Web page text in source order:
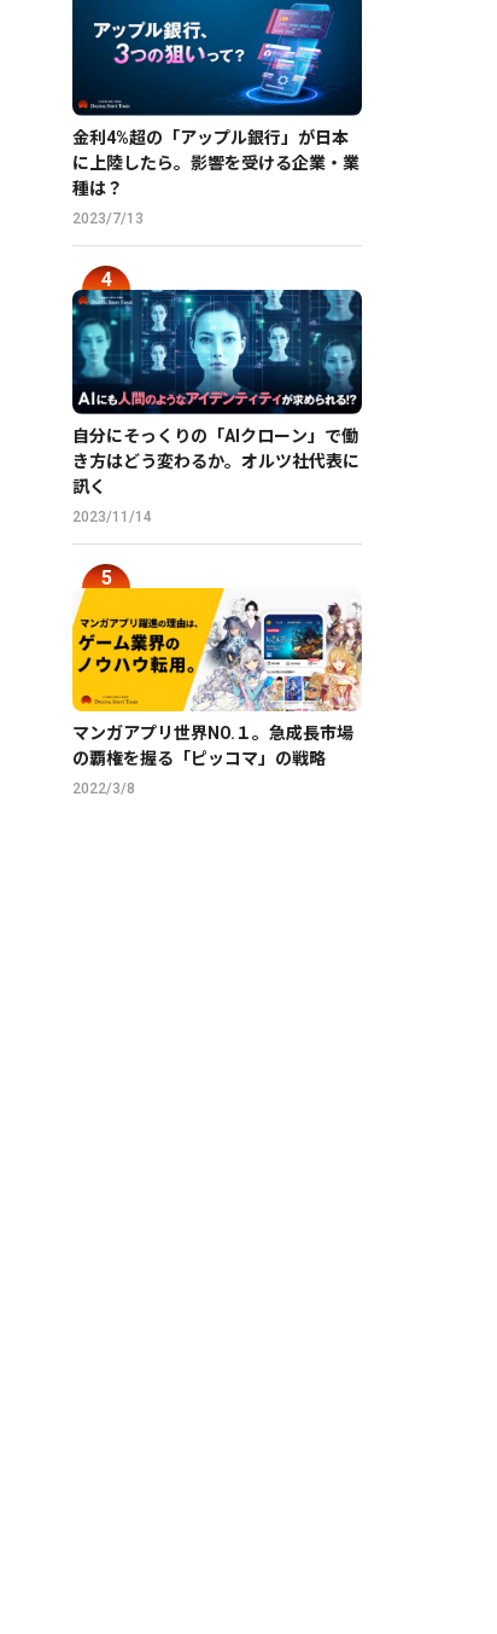
金利4%超の「アップル銀行」が日本
に上陸したら。影響を受ける企業・業
種は？
2023/7/13
自分にそっくりの「AIクローン」で働
き方はどう変わるか。オルツ社代表に
訊く
2023/11/14
マンガアプリ世界NO.１。急成長市場
の覇権を握る「ピッコマ」の戦略
2022/3/8